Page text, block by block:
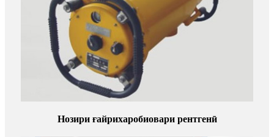
Нозири ғайрихаробиовари рентгенӣ